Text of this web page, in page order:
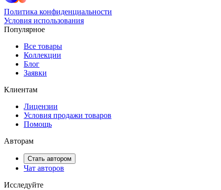
Политика конфиденциальности
Условия использования
Популярное
Все товары
Коллекции
Блог
Заявки
Клиентам
Лицензии
Условия продажи товаров
Помощь
Авторам
Стать автором
Чат авторов
Исследуйте